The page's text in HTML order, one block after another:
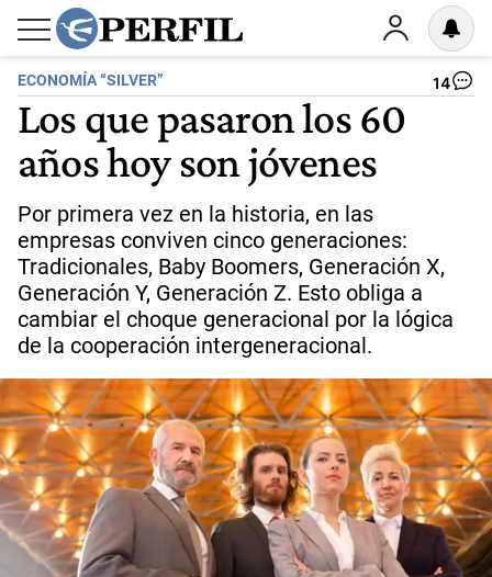
ECONOMÍA “SILVER” 14
Los que pasaron los 60
años hoy son jóvenes
Por primera vez en la historia, en las
empresas conviven cinco generaciones:
Tradicionales, Baby Boomers, Generación X,
Generación Y, Generación Z. Esto obliga a
cambiar el choque generacional por la lógica
de la cooperación intergeneracional.